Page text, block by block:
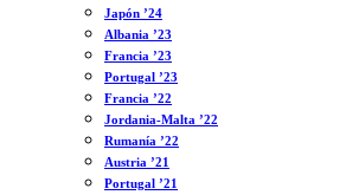
Japón ’24
Albania ’23
Francia ’23
Portugal ’23
Francia ’22
Jordania-Malta ’22
Rumanía ’22
Austria ’21
Portugal ’21